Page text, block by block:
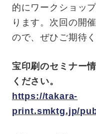
的にワークショッ
ります。次回の開
ので、ぜひご期待く
宝印刷のセミナー
ください。
https://takara-
print.smktg.jp/